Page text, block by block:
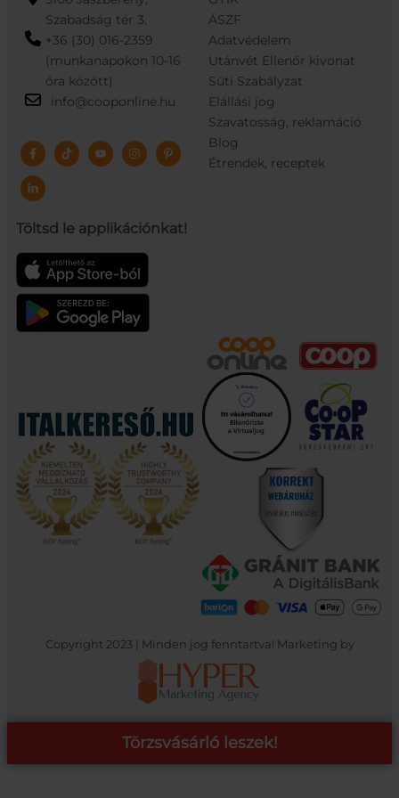
Szabadság tér 3.
+36 (30) 016-2359
(munkanapokon 10-16
óra között)
info@cooponline.hu
Töltsd le applikációnkat!
ÁSZF
Adatvédelem
Utánvét Ellenőr kivonat
Süti Szabályzat
Elállási jog
Szavatosság, reklamáció
Blog
Étrendek, receptek
Copyright 2023 | Minden jog fenntartva! Marketing by
Törzsvásárló leszek!